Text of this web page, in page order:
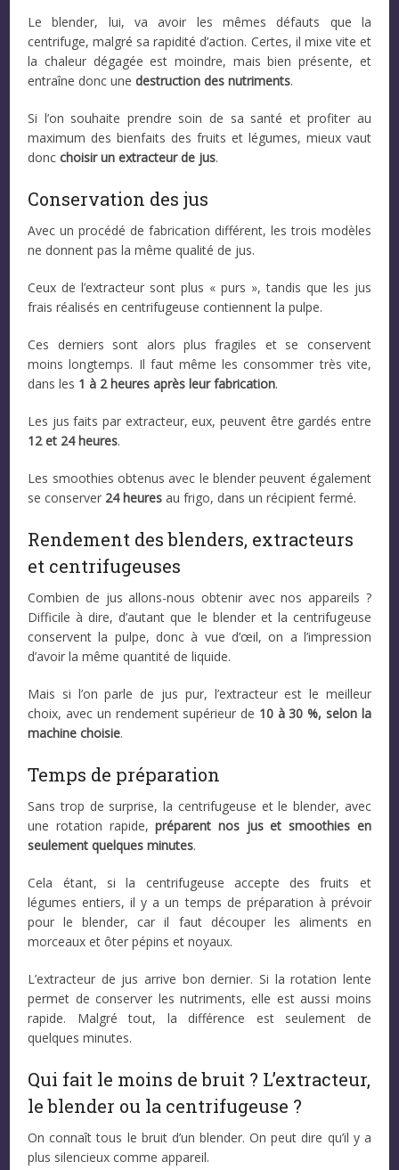
Le blender, lui, va avoir les mêmes défauts que la
centrifuge, malgré sa rapidité d’action. Certes, il mixe vite et
la chaleur dégagée est moindre, mais bien présente, et
entraîne donc unedestruction des nutriments.
Si l’on souhaite prendre soin de sa santé et profiter au
maximum des bienfaits des fruits et légumes, mieux vaut
doncchoisir un extracteur de jus.
Conservation des jus
Avec un procédé de fabrication différent, les trois modèles
ne donnent pas la même qualité de jus.
Ceux de l’extracteur sont plus « purs », tandis que les jus
frais réalisés en centrifugeuse contiennent la pulpe.
Ces derniers sont alors plus fragiles et se conservent
moins longtemps. Il faut même les consommer très vite,
dans les 1 à 2 heures après leur fabrication.
Les jus faits par extracteur, eux, peuvent être gardés entre
12 et 24 heures.
Les smoothies obtenus avec le blender peuvent également
se conserver 24 heures au frigo, dans un récipient fermé.
Rendement des blenders, extracteurs
et centrifugeuses
Combien de jus allons-nous obtenir avec nos appareils ?
Difficile à dire, d’autant que le blender et la centrifugeuse
conservent la pulpe, donc à vue d’œil, on a l’impression
d’avoir la même quantité de liquide.
Mais si l’on parle de jus pur, l’extracteur est le meilleur
choix, avec un rendement supérieur de 10 à 30 %, selon la
machine choisie.
Temps de préparation
Sans trop de surprise, la centrifugeuse et le blender, avec
une rotation rapide,préparent nos jus et smoothies en
seulement quelques minutes.
Cela étant, si la centrifugeuse accepte des fruits et
légumes entiers, il y a un temps de préparation à prévoir
pour le blender, car il faut découper les aliments en
morceaux et ôter pépins et noyaux.
L’extracteur de jus arrive bon dernier. Si la rotation lente
permet de conserver les nutriments, elle est aussi moins
rapide. Malgré tout, la différence est seulement de
quelques minutes.
Qui fait le moins de bruit ? L’extracteur,
le blender ou la centrifugeuse ?
On connaît tous le bruit d’un blender. On peut dire qu’il y a
plus silencieux comme appareil.